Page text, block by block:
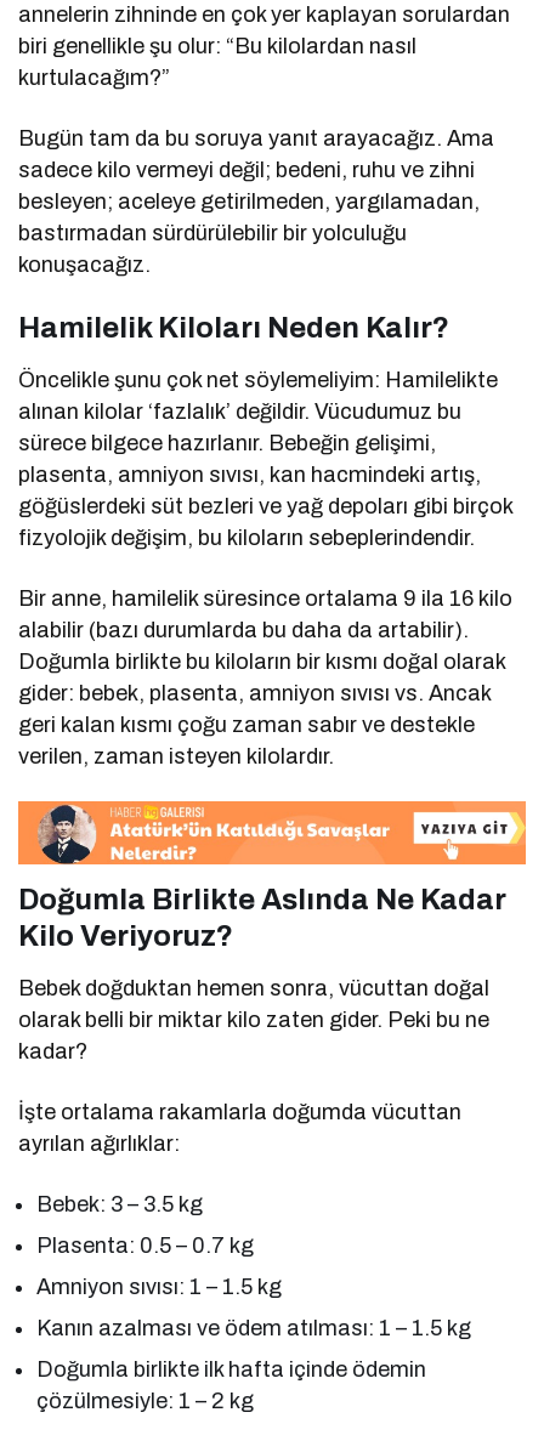
annelerin zihninde en çok yer kaplayan sorulardan
biri genellikle şu olur: “Bu kilolardan nasıl
kurtulacağım?”
Bugün tam da bu soruya yanıt arayacağız. Ama
sadece kilo vermeyi değil; bedeni, ruhu ve zihni
besleyen; aceleye getirilmeden, yargılamadan,
bastırmadan sürdürülebilir bir yolculuğu
konuşacağız.
Hamilelik Kiloları Neden Kalır?
Öncelikle şunu çok net söylemeliyim: Hamilelikte
alınan kilolar ‘fazlalık’ değildir. Vücudumuz bu
sürece bilgece hazırlanır. Bebeğin gelişimi,
plasenta, amniyon sıvısı, kan hacmindeki artış,
göğüslerdeki süt bezleri ve yağ depoları gibi birçok
fizyolojik değişim, bu kiloların sebeplerindendir.
Bir anne, hamilelik süresince ortalama 9 ila 16 kilo
alabilir (bazı durumlarda bu daha da artabilir).
Doğumla birlikte bu kiloların bir kısmı doğal olarak
gider: bebek, plasenta, amniyon sıvısı vs. Ancak
geri kalan kısmı çoğu zaman sabır ve destekle
verilen, zaman isteyen kilolardır.
Doğumla Birlikte Aslında Ne Kadar
Kilo Veriyoruz?
Bebek doğduktan hemen sonra, vücuttan doğal
olarak belli bir miktar kilo zaten gider. Peki bu ne
kadar?
İşte ortalama rakamlarla doğumda vücuttan
ayrılan ağırlıklar:
Bebek: 3 – 3.5 kg
Plasenta: 0.5 – 0.7 kg
Amniyon sıvısı: 1 – 1.5 kg
Kanın azalması ve ödem atılması: 1 – 1.5 kg
Doğumla birlikte ilk hafta içinde ödemin
çözülmesiyle: 1 – 2 kg